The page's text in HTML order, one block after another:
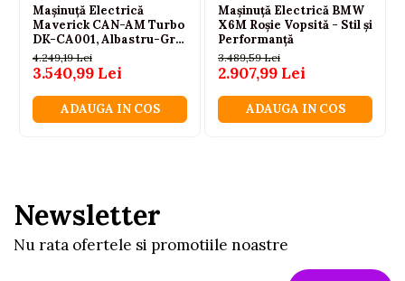
Mașinuță Electrică
Maverick CAN-AM Turbo
DK-CA001, Albastru-Gri
Lăcuit
4.249,19 Lei
3.540,99 Lei
ADAUGA IN COS
Mașinuță Electrică BMW
X6M Roșie Vopsită - Stil și
Performanță
3.489,59 Lei
2.907,99 Lei
ADAUGA IN COS
Newsletter
Nu rata ofertele si promotiile noastre